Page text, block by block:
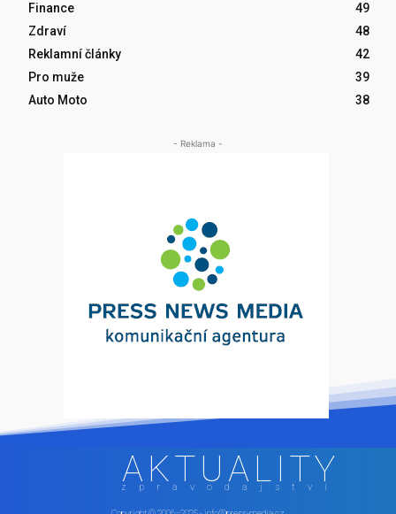
Finance
49
Zdraví
48
Reklamní články
42
Pro muže
39
Auto Moto
38
- Reklama -
AKTUALITY
zpravodajství